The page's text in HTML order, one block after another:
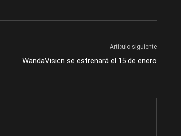
Artículo siguiente
WandaVision se estrenará el 15 de enero